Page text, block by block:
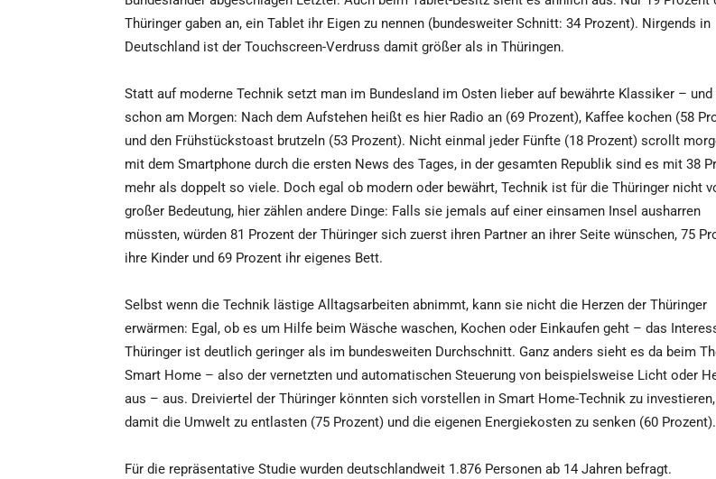
Thüringer gaben an, ein Tablet ihr Eigen zu nennen (bundesweiter Schnitt: 34 Prozent). Nirgends in
Deutschland ist der Touchscreen-Verdruss damit größer als in Thüringen.
Statt auf moderne Technik setzt man im Bundesland im Osten lieber auf bewährte Klassiker – und
schon am Morgen: Nach dem Aufstehen heißt es hier Radio an (69 Prozent), Kaffee kochen (58
und den Frühstückstoast brutzeln (53 Prozent). Nicht einmal jeder Fünfte (18 Prozent) scrollt
mit dem Smartphone durch die ersten News des Tages, in der gesamten Republik sind es mit 38
mehr als doppelt so viele. Doch egal ob modern oder bewährt, Technik ist für die Thüringer nicht
großer Bedeutung, hier zählen andere Dinge: Falls sie jemals auf einer einsamen Insel ausharren
müssten, würden 81 Prozent der Thüringer sich zuerst ihren Partner an ihrer Seite wünschen, 75
ihre Kinder und 69 Prozent ihr eigenes Bett.
Selbst wenn die Technik lästige Alltagsarbeiten abnimmt, kann sie nicht die Herzen der Thüringer
erwärmen: Egal, ob es um Hilfe beim Wäsche waschen, Kochen oder Einkaufen geht – das
Thüringer ist deutlich geringer als im bundesweiten Durchschnitt. Ganz anders sieht es da beim
Smart Home – also der vernetzten und automatischen Steuerung von beispielsweise Licht oder
aus – aus. Dreiviertel der Thüringer könnten sich vorstellen in Smart Home-Technik zu
damit die Umwelt zu entlasten (75 Prozent) und die eigenen Energiekosten zu senken (60 Prozent).
Für die repräsentative Studie wurden deutschlandweit 1.876 Personen ab 14 Jahren befragt.